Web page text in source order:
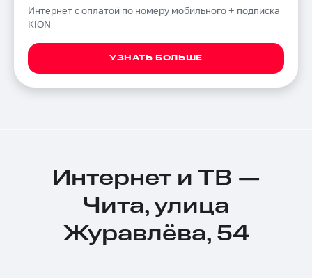
Интернет с оплатой по номеру мобильного + подписка
KION
УЗНАТЬ БОЛЬШЕ
Интернет и ТВ —
Чита, улица
Журавлёва, 54